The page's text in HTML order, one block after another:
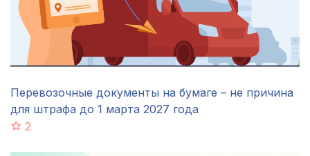
Перевозочные документы на бумаге – не причина
для штрафа до 1 марта 2027 года
2